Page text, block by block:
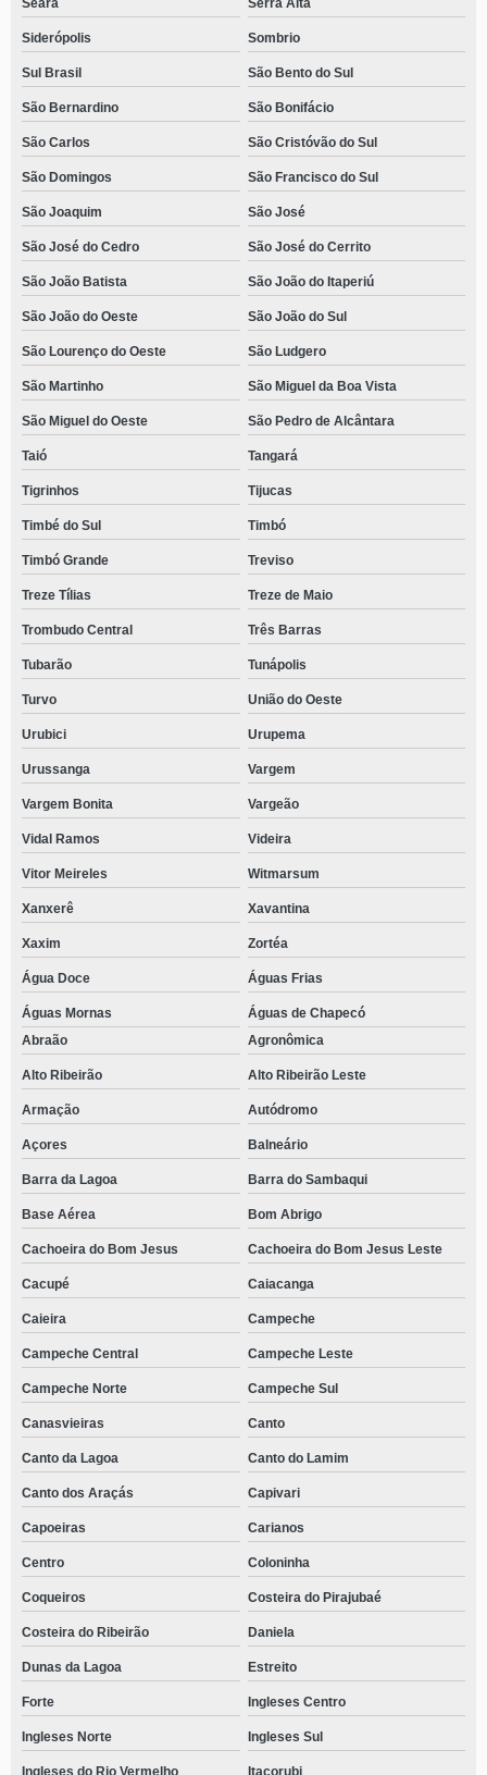
Seara Serra Alta
Siderópolis Sombrio
Sul Brasil São Bento do Sul
São Bernardino São Bonifácio
São Carlos São Cristóvão do Sul
São Domingos São Francisco do Sul
São Joaquim São José
São José do Cedro São José do Cerrito
São João Batista São João do Itaperiú
São João do Oeste São João do Sul
São Lourenço do Oeste São Ludgero
São Martinho São Miguel da Boa Vista
São Miguel do Oeste São Pedro de Alcântara
Taió Tangará
Tigrinhos Tijucas
Timbé do Sul Timbó
Timbó Grande Treviso
Treze Tílias Treze de Maio
Trombudo Central Três Barras
Tubarão Tunápolis
Turvo União do Oeste
Urubici Urupema
Urussanga Vargem
Vargem Bonita Vargeão
Vidal Ramos Videira
Vitor Meireles Witmarsum
Xanxerê Xavantina
Xaxim Zortéa
Água Doce Águas Frias
Águas Mornas
Águas de Chapecó
Abraão
Agronômica
Alto Ribeirão Alto Ribeirão Leste
Armação Autódromo
Açores Balneário
Barra da Lagoa Barra do Sambaqui
Base Aérea Bom Abrigo
Cachoeira do Bom Jesus Cachoeira do Bom Jesus Leste
Cacupé Caiacanga
Caieira Campeche
Campeche Central Campeche Leste
Campeche Norte Campeche Sul
Canasvieiras Canto
Canto da Lagoa Canto do Lamim
Canto dos Araçás Capivari
Capoeiras Carianos
Centro Coloninha
Coqueiros Costeira do Pirajubaé
Costeira do Ribeirão Daniela
Dunas da Lagoa Estreito
Forte Ingleses Centro
Ingleses Norte Ingleses Sul
Ingleses do Rio Vermelho Itacorubi